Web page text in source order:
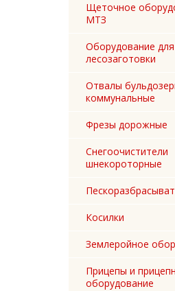
Щеточное
МТЗ
Оборудование для
лесозаготовки
Отвалы
коммунальные
Фрезы дорожные
Снегоочистители
шнекороторные
Косилки
Землеройное
Прицепы и
оборудование